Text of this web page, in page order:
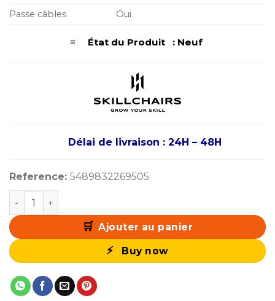
Passe câbles
Oui
≡ État du Produit : Neuf
Délai de livraison : 24H – 48H
Reference: 5489832269505
quantité de SKILLDESK TITAN PRO 140
Ajouter au panier
Buy now